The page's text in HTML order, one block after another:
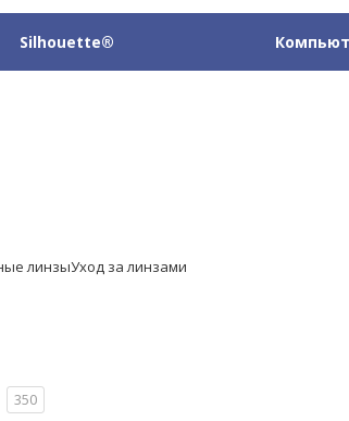
Silhouette®
линзыУход за линзами
350